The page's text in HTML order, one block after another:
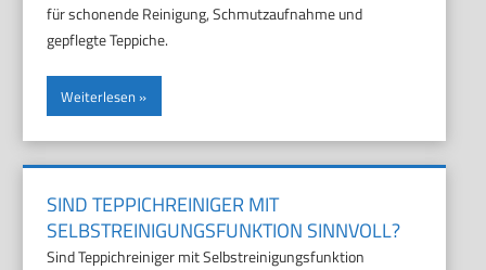
für schonende Reinigung, Schmutzaufnahme und
gepflegte Teppiche.
Weiterlesen
SIND TEPPICHREINIGER MIT
SELBSTREINIGUNGSFUNKTION SINNVOLL?
Sind Teppichreiniger mit Selbstreinigungsfunktion